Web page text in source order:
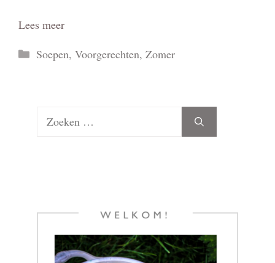
Lees meer
Categorieën
Soepen, Voorgerechten, Zomer
Zoek